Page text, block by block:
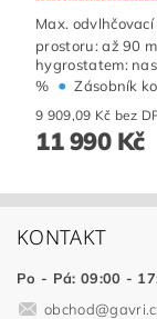
Max.
prostoru: až 90
hygrostatem:
% • Zásobník
9 909,09 Kč
11 990 Kč
KONTAKT
Po - Pá: 09:00 -
obchod@